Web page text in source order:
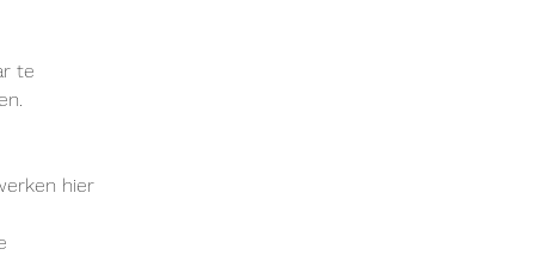
te
hier